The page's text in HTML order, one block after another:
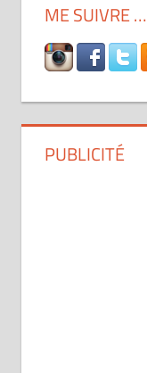
ME SUIVRE …
PUBLICITÉ